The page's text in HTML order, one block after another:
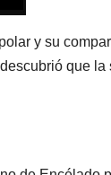
y su
que la